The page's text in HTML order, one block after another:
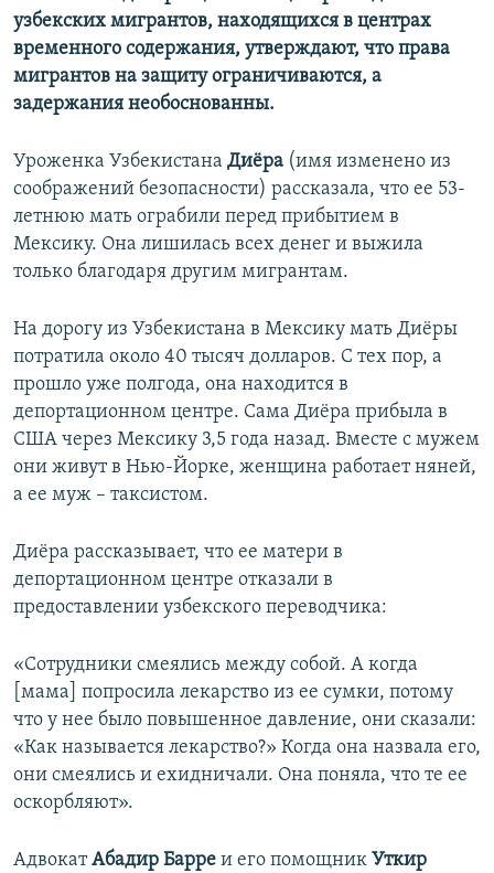
узбекских мигрантов, находящихся в центрах
временного содержания, утверждают, что права
мигрантов на защиту ограничиваются, а
задержания необоснованны.
Уроженка Узбекистана Диёра (имя изменено из
соображений безопасности) рассказала, что ее 53-
летнюю мать ограбили перед прибытием в
Мексику. Она лишилась всех денег и выжила
только благодаря другим мигрантам.
На дорогу из Узбекистана в Мексику мать Диёры
потратила около 40 тысяч долларов. С тех пор, а
прошло уже полгода, она находится в
депортационном центре. Сама Диёра прибыла в
США через Мексику 3,5 года назад. Вместе с мужем
они живут в Нью-Йорке, женщина работает няней,
а ее муж – таксистом.
Диёра рассказывает, что ее матери в
депортационном центре отказали в
предоставлении узбекского переводчика:
«Сотрудники смеялись между собой. А когда
[мама] попросила лекарство из ее сумки, потому
что у нее было повышенное давление, они сказали:
«Как называется лекарство?» Когда она назвала его,
они смеялись и ехидничали. Она поняла, что те ее
оскорбляют».
АдвокатАбадир Барре и его помощник Уткир